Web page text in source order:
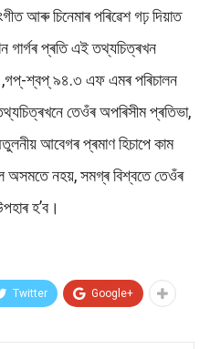
আৰু চিনেমাৰ পৰিৱেশ গঢ় দিয়াত
গাৰ্গৰ প্ৰতি এই তথ্যচিত্ৰখন
,গপ্-শ্বপ্ ৯৪.৩ এফ এমৰ পৰিচালন
তেওঁৰ অপৰিসীম প্ৰতিভা,
আবেগৰ প্ৰমাণ হিচাপে কাম
অসমতে নহয়, সমগ্ৰ বিশ্বতে তেওঁৰ
হ’ব।
Twitter Google+